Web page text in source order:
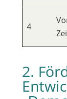
4
2.